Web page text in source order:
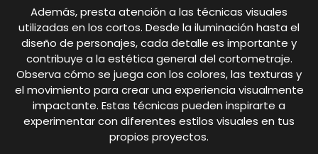
Además, presta atención a las técnicas visuales
utilizadas en los cortos. Desde la iluminación hasta el
diseño de personajes, cada detalle es importante y
contribuye a la estética general del cortometraje.
Observa cómo se juega con los colores, las texturas y
el movimiento para crear una experiencia visualmente
impactante. Estas técnicas pueden inspirarte a
experimentar con diferentes estilos visuales en tus
propios proyectos.